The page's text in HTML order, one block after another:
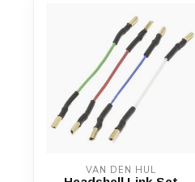
VAN DEN HUL